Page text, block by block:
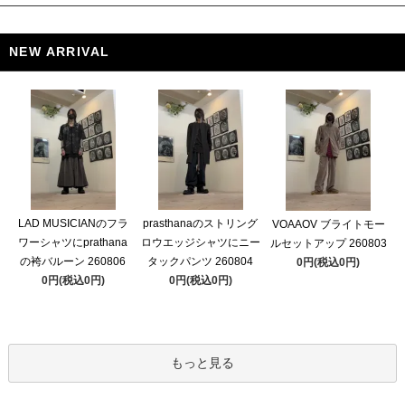
NEW ARRIVAL
LAD MUSICIANのフラ
ワーシャツにprathana
の袴バルーン 260806
0円(税込0円)
prasthanaのストリング
ロウエッジシャツにニー
タックパンツ 260804
0円(税込0円)
VOAAOV ブライトモー
ルセットアップ 260803
0円(税込0円)
もっと見る